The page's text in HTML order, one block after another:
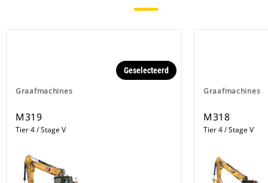
Graafmachines
Geselecteerd
M319
Tier 4 / Stage V
Graafmachines
M318
Tier 4 / Stage V